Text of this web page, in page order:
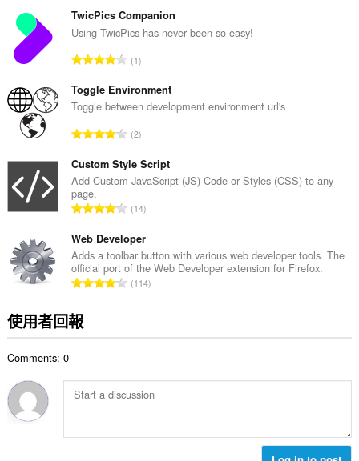
的
總
數
TwicPics Companion
Using TwicPics has never been so easy!
評
的
總
數
1
Toggle Environment
Toggle between development environment url's
評
的
總
數
2
Custom Style Script
Add Custom JavaScript (JS) Code or Styles (CSS) to any
page.
評
的
總
次
數
14
Web Developer
Adds a toolbar button with various web developer tools. The
official port of the Web Developer extension for Firefox.
評
:
114
使用者回報
Comments: 0